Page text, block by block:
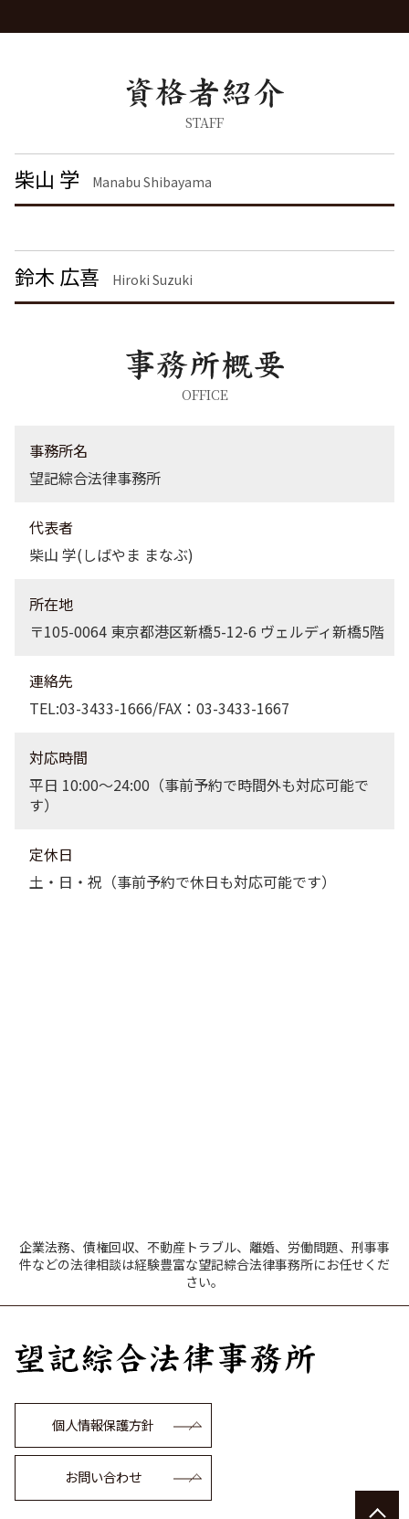
離婚調停 流れ
離婚 慰謝料 相場 年収400万
離婚 しない 場合 慰謝料相場
離婚 慰謝料払わない
器物破損 慰謝料
脅迫罪 構成要件
器物破損 器物損壊 違い
暴行罪 構成要件
詐欺罪 時効
痴漢 冤罪 逮捕
暴行罪 慰謝料
債権回収 大田区 弁護士
企業法務 品川区 弁護士
刑事事件 港区 弁護士
不動産トラブル 渋谷区 弁護士
離婚 東京都 弁護士
刑事事件 品川区 弁護士
離婚 港区 弁護士
債権回収 栃木県 弁護士
企業法務 栃木県 弁護士
労働問題 茨城県 弁護士
労働問題 港区 弁護士
離婚 埼玉県 弁護士
STAFF
柴山 学 Manabu Shibayama
鈴木 広喜 Hiroki Suzuki
OFFICE
事務所名
望記綜合法律事務所
代表者
柴山 学(しばやま まなぶ)
所在地
〒105-0064 東京都港区新橋5-12-6 ヴェルディ新橋5階
連絡先
TEL:03-3433-1666/FAX：03-3433-1667
対応時間
平日 10:00〜24:00（事前予約で時間外も対応可能で
す）
定休日
土・日・祝（事前予約で休日も対応可能です）
企業法務、債権回収、不動産トラブル、離婚、労働問題、刑事事
件などの法律相談は経験豊富な望記綜合法律事務所にお任せくだ
さい。
個人情報保護方針
お問い合わせ